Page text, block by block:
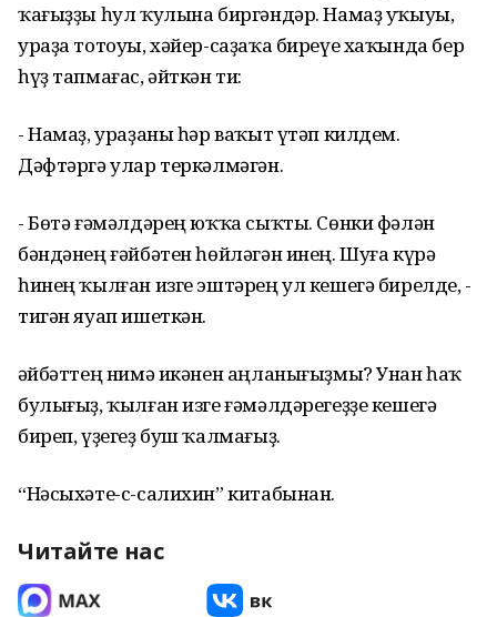
ҡағыҙҙы һул ҡулына биргәндәр. Намаҙ уҡыуы,
ураҙа тотоуы, хәйер-саҙаҡа биреүе хаҡында бер
һүҙ тапмағас, әйткән ти:
- Намаҙ, ураҙаны һәр ваҡыт үтәп килдем.
Дәфтәргә улар теркәлмәгән.
- Бөтә ғәмәлдәрең юҡҡа сыҡты. Сөнки фәлән
бәндәнең ғәйбәтен һөйләгән инең. Шуға күрә
һинең ҡылған изге эштәрең ул кешегә бирелде, -
тигән яуап ишеткән.
Ғәйбәттең нимә икәнен аңланығыҙмы? Унан һаҡ
булығыҙ, ҡылған изге ғәмәлдәрегеҙҙе кешегә
биреп, үҙегеҙ буш ҡалмағыҙ.
“Нәсыхәте-с-салихин” китабынан.
Читайте нас